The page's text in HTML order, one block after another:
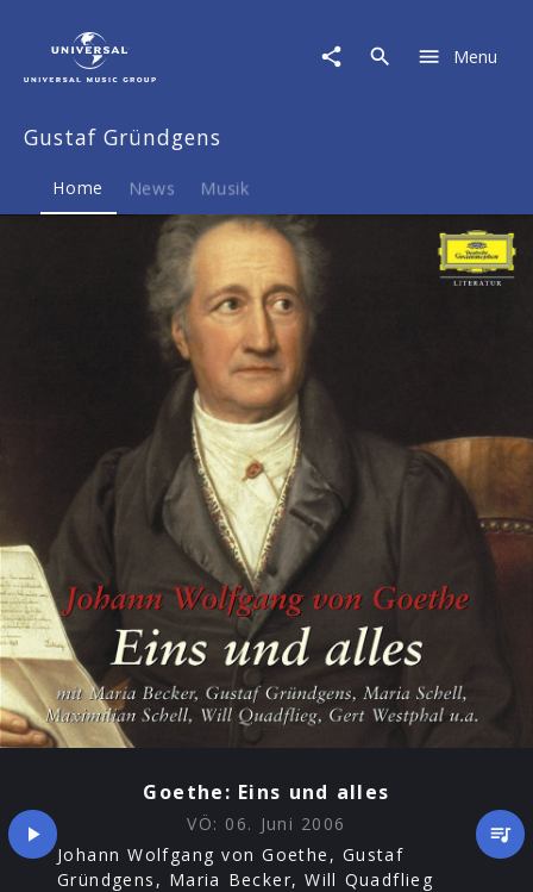
Gründgens
Musik
Merch
Menu
Gustaf Gründgens
Home News Musik
Goethe: Eins und alles
VÖ: 06. Juni 2006
Johann Wolfgang von Goethe, Gustaf
Gründgens, Maria Becker, Will Quadflieg